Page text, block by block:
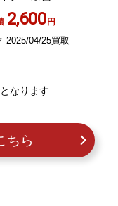
2,600円
2025/04/25買取
なります
ちら